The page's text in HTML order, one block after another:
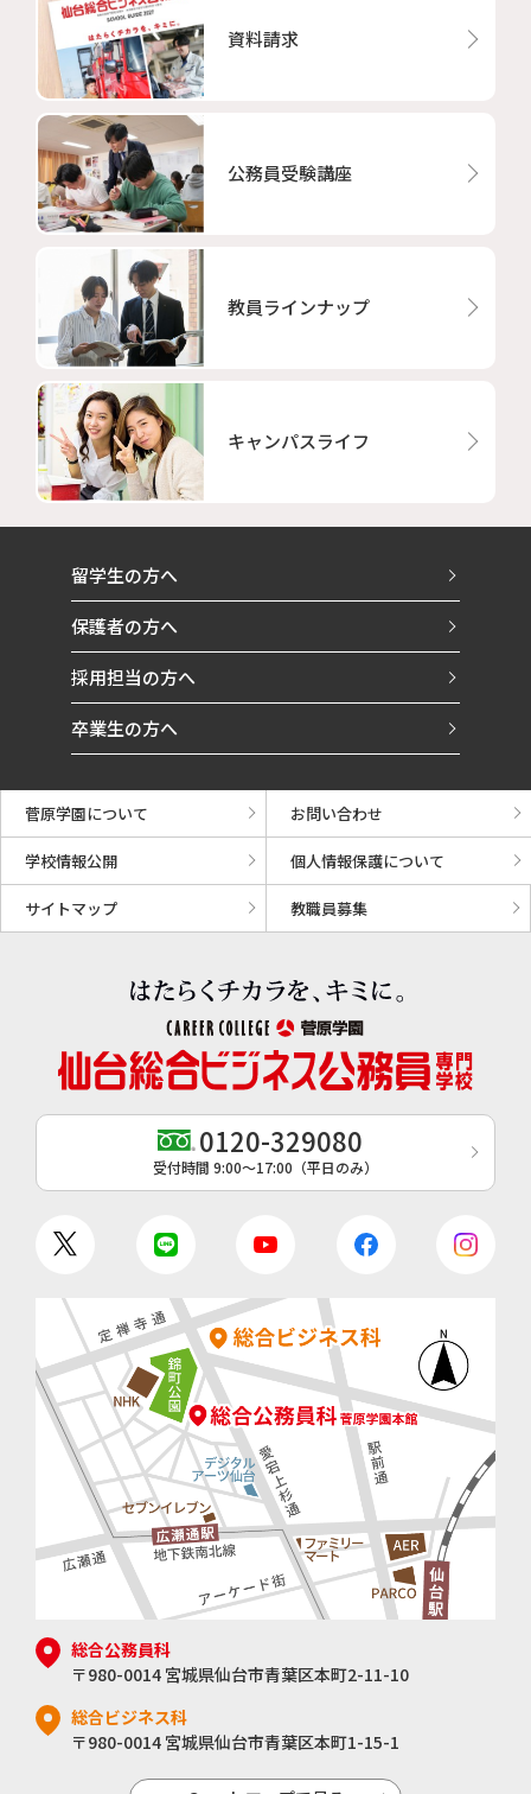
資料請求
公務員受験講座
教員ラインナップ
キャンパスライフ
留学生の方へ
保護者の方へ
採用担当の方へ
卒業生の方へ
菅原学園について お問い合わせ
学校情報公開 個人情報保護について
サイトマップ 教職員募集
0120-329080
受付時間 9:00〜17:00（平日のみ）
総合公務員科
〒980-0014 宮城県仙台市青葉区本町2-11-10
総合ビジネス科
〒980-0014 宮城県仙台市青葉区本町1-15-1